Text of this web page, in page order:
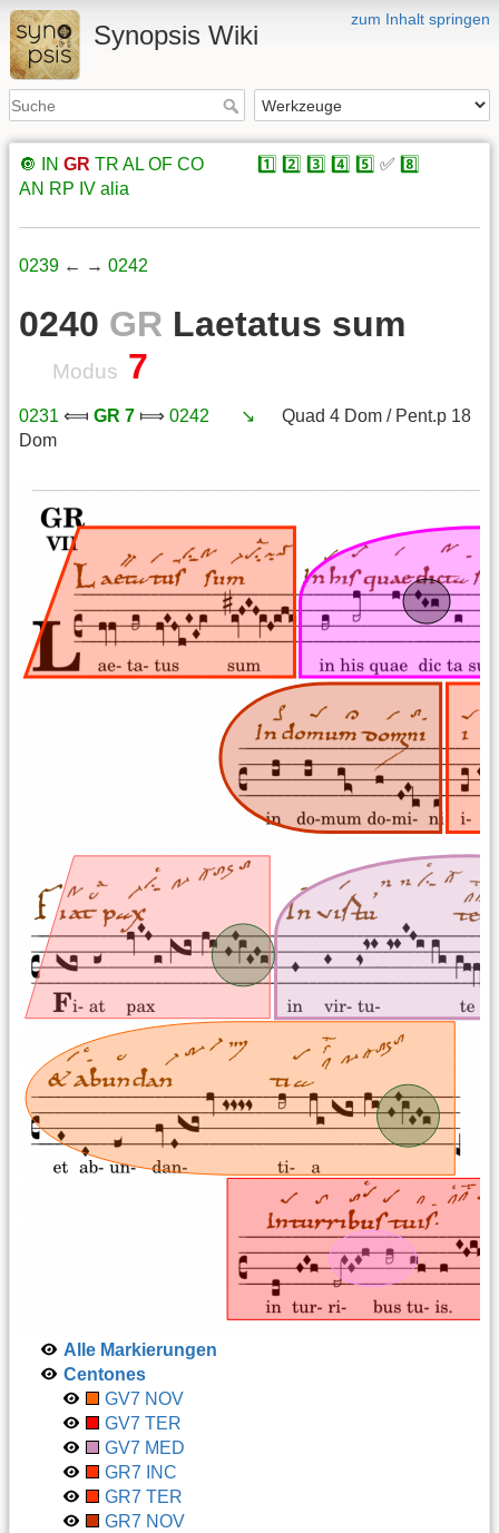
zum Inhalt springen
Synopsis Wiki
🔘 IN GR TR AL OF CO 1️⃣ 2️⃣ 3️⃣ 4️⃣ 5️⃣ ✅ 8️⃣
AN RP IV alia
0239 ← → 0242
0240 GR Laetatus sum
Modus 7
0231 ⟽ GR 7 ⟾ 0242 ↘️
Quad 4 Dom / Pent.p 18
Dom
Alle Markierungen
Centones
GV7 NOV
GV7 TER
GV7 MED
GR7 INC
GR7 TER
GR7 NOV